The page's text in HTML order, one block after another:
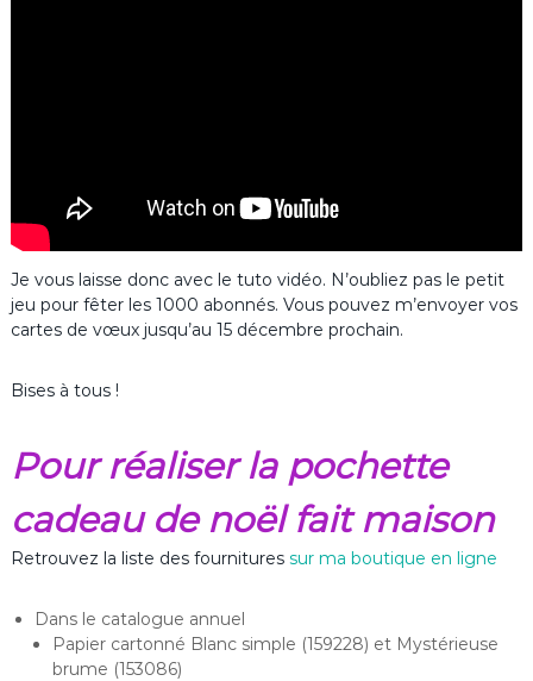
Je vous laisse donc avec le tuto vidéo. N’oubliez pas le petit
jeu pour fêter les 1000 abonnés. Vous pouvez m’envoyer vos
cartes de vœux jusqu’au 15 décembre prochain.
Bises à tous !
Pour réaliser la pochette
cadeau de noël fait maison
Retrouvez la liste des fournitures sur ma boutique en ligne
Dans le catalogue annuel
Papier cartonné Blanc simple (159228) et Mystérieuse
brume (153086)